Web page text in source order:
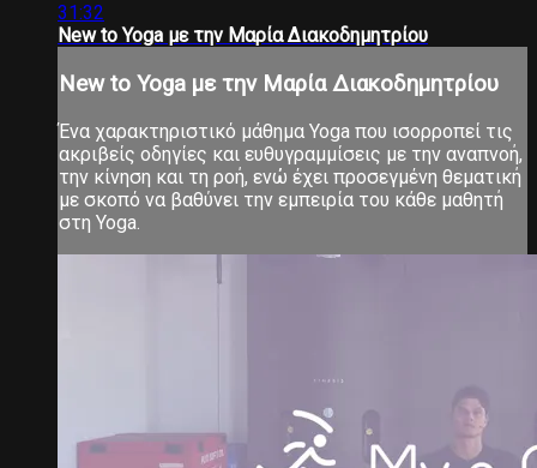
31:32
New to Yoga με την Μαρία Διακοδημητρίου
New to Yoga με την Μαρία Διακοδημητρίου
Ένα χαρακτηριστικό μάθημα Yoga που ισορροπεί τις
ακριβείς οδηγίες και ευθυγραμμίσεις με την αναπνοή,
την κίνηση και τη ροή, ενώ έχει προσεγμένη θεματική
με σκοπό να βαθύνει την εμπειρία του κάθε μαθητή
στη Yoga.